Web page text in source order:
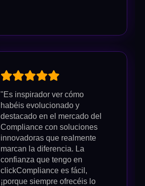
"Es inspirador ver cómo
habéis evolucionado y
destacado en el mercado del
Compliance con soluciones
innovadoras que realmente
marcan la diferencia. La
confianza que tengo en
clickCompliance es fácil,
¡porque siempre ofrecéis lo